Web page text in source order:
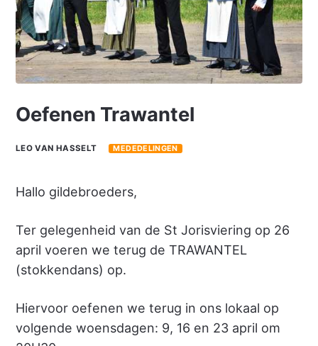
Oefenen Trawantel
LEO VAN HASSELT MEDEDELINGEN
Hallo gildebroeders,
Ter gelegenheid van de St Jorisviering op 26
april voeren we terug de TRAWANTEL
(stokkendans) op.
Hiervoor oefenen we terug in ons lokaal op
volgende woensdagen: 9, 16 en 23 april om